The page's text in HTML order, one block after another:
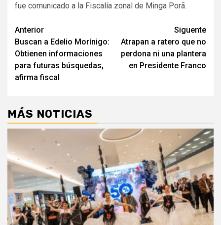
fue comunicado a la Fiscalía zonal de Minga Porã.
Navegación
de
entradas
Anterior
Buscan a Edelio Morínigo:
Obtienen informaciones
para futuras búsquedas,
afirma fiscal
Siguente
Atrapan a ratero que no
perdona ni una plantera
en Presidente Franco
MÁS NOTICIAS